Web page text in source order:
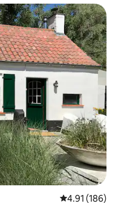
औसत रेटिंग 5 में से
4.91 (186)